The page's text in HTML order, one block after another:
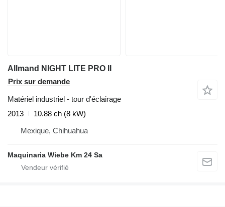
Allmand NIGHT LITE PRO II
Prix sur demande
Matériel industriel - tour d'éclairage
2013
10.88 ch (8 kW)
Mexique, Chihuahua
Maquinaria Wiebe Km 24 Sa